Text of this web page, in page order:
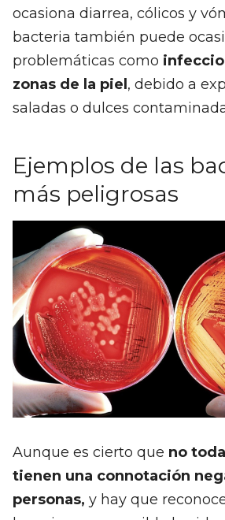
ocasiona diarrea, cólicos y
bacteria también puede
problemáticas como
zonas de la piel , debido a
saladas o dulces
Ejemplos de las
más peligrosas
Aunque es cierto que no
tienen una connotación
personas, y hay que